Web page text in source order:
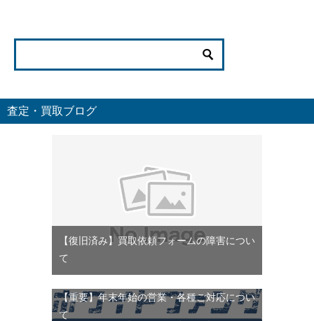
査定・買取ブログ
【復旧済み】買取依頼フォームの障害につい
て
【重要】年末年始の営業・各種ご対応につい
て